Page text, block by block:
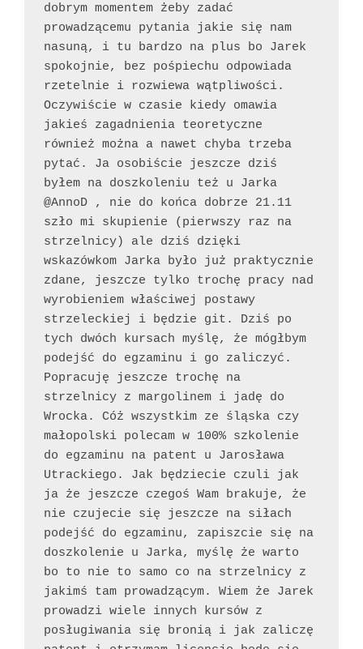
dobrym momentem żeby zadać
prowadzącemu pytania jakie się nam
nasuną, i tu bardzo na plus bo Jarek
spokojnie, bez pośpiechu odpowiada
rzetelnie i rozwiewa wątpliwości.
Oczywiście w czasie kiedy omawia
jakieś zagadnienia teoretyczne
również można a nawet chyba trzeba
pytać. Ja osobiście jeszcze dziś
byłem na doszkoleniu też u Jarka
@AnnoD , nie do końca dobrze 21.11
szło mi skupienie (pierwszy raz na
strzelnicy) ale dziś dzięki
wskazówkom Jarka było już praktycznie
zdane, jeszcze tylko trochę pracy nad
wyrobieniem właściwej postawy
strzeleckiej i będzie git. Dziś po
tych dwóch kursach myślę, że mógłbym
podejść do egzaminu i go zaliczyć.
Popracuję jeszcze trochę na
strzelnicy z margolinem i jadę do
Wrocka. Cóż wszystkim ze śląska czy
małopolski polecam w 100% szkolenie
do egzaminu na patent u Jarosława
Utrackiego. Jak będziecie czuli jak
ja że jeszcze czegoś Wam brakuje, że
nie czujecie się jeszcze na siłach
podejść do egzaminu, zapiszcie się na
doszkolenie u Jarka, myślę że warto
bo to nie to samo co na strzelnicy z
jakimś tam prowadzącym. Wiem że Jarek
prowadzi wiele innych kursów z
posługiwania się bronią i jak zaliczę